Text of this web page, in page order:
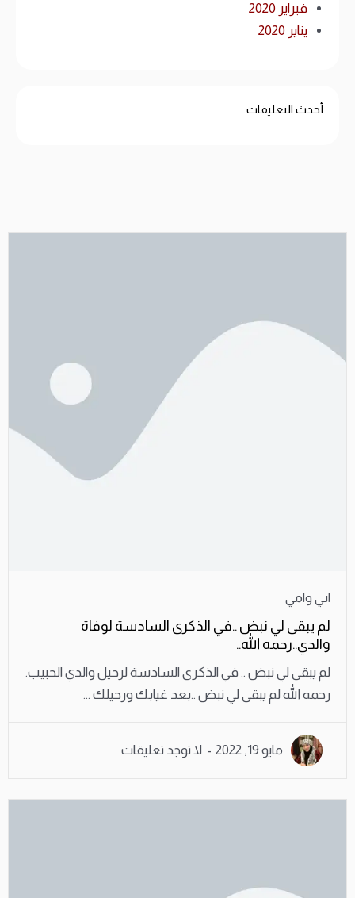
فبراير 2020
يناير 2020
أحدث التعليقات
ابي وامي
لم يبقى لي نبض ..في الذكرى السادسة لوفاة
والدي..رحمه الله..
لم يبقى لي نبض .. في الذكرى السادسة لرحيل والدي الحبيب.
رحمه الله لم يبقى لي نبض ..بعد غيابك ورحيلك ...
مايو 19, 2022 لا توجد تعليقات